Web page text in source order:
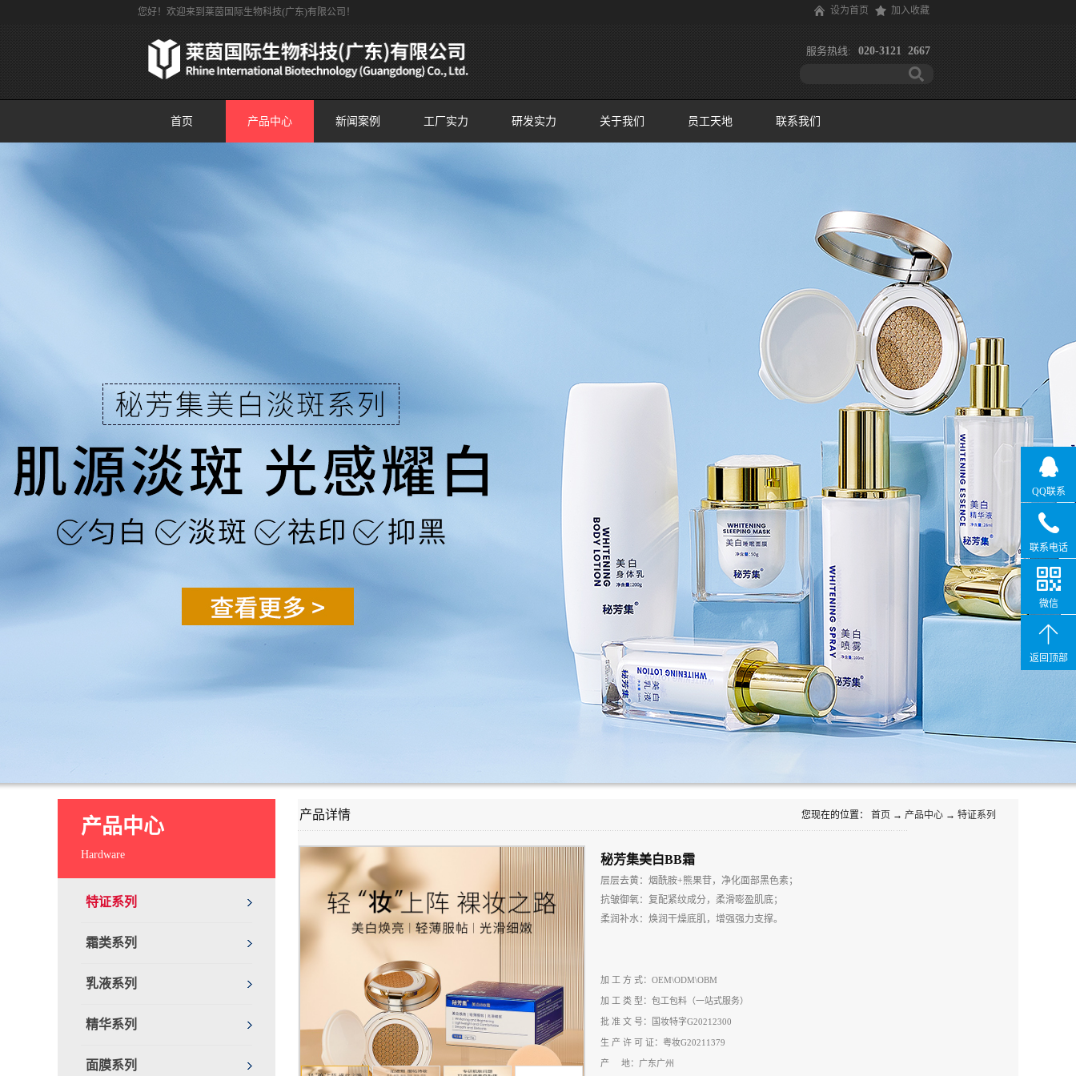
您好！欢迎来到莱茵国际生物科技(广东)有限公司！ 设为首页 加入收藏
服务热线: 020-3121 2667
首页 产品中心 新闻案例 工厂实力 研发实力 关于我们 员工天地 联系我们
产品中心
Hardware
特证系列
霜类系列
乳液系列
精华系列
面膜系列
产品详情 您现在的位置： 首页 → 产品中心 → 特证系列
秘芳集美白BB霜
层层去黄：烟酰胺+熊果苷，净化面部黑色素；
抗皱御氧：复配紧纹成分，柔滑嘭盈肌底；
柔润补水：焕润干燥底肌，增强强力支撑。
加 工 方 式：OEM\ODM\OBM
加 工 类 型：包工包料（一站式服务）
批 准 文 号：国妆特字G20212300
生 产 许 可 证：粤妆G20211379
产 地：广东广州
QQ联系
联系电话
微信
返回顶部